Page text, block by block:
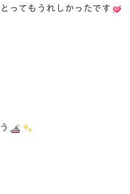
ってもうれしかったです